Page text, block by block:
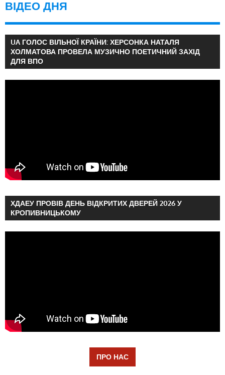
ВІДЕО ДНЯ
UA ГОЛОС ВІЛЬНОЇ КРАЇНИ: ХЕРСОНКА НАТАЛЯ
ХОЛМАТОВА ПРОВЕЛА МУЗИЧНО ПОЕТИЧНИЙ ЗАХІД
ДЛЯ ВПО
ХДАЕУ ПРОВІВ ДЕНЬ ВІДКРИТИХ ДВЕРЕЙ 2026 У
КРОПИВНИЦЬКОМУ
ПРО НАС